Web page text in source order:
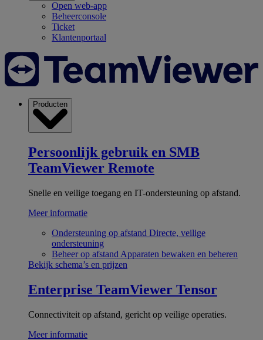
Open web-app
Beheerconsole
Ticket
Klantenportaal
Producten
Persoonlijk gebruik en SMB
TeamViewer Remote
Snelle en veilige toegang en IT-ondersteuning op afstand.
Meer informatie
Ondersteuning op afstand Directe, veilige
ondersteuning
Beheer op afstand Apparaten bewaken en beheren
Bekijk schema’s en prijzen
Enterprise TeamViewer Tensor
Connectiviteit op afstand, gericht op veilige operaties.
Meer informatie